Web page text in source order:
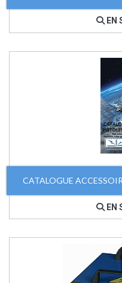
EN
CATALOGUE
EN